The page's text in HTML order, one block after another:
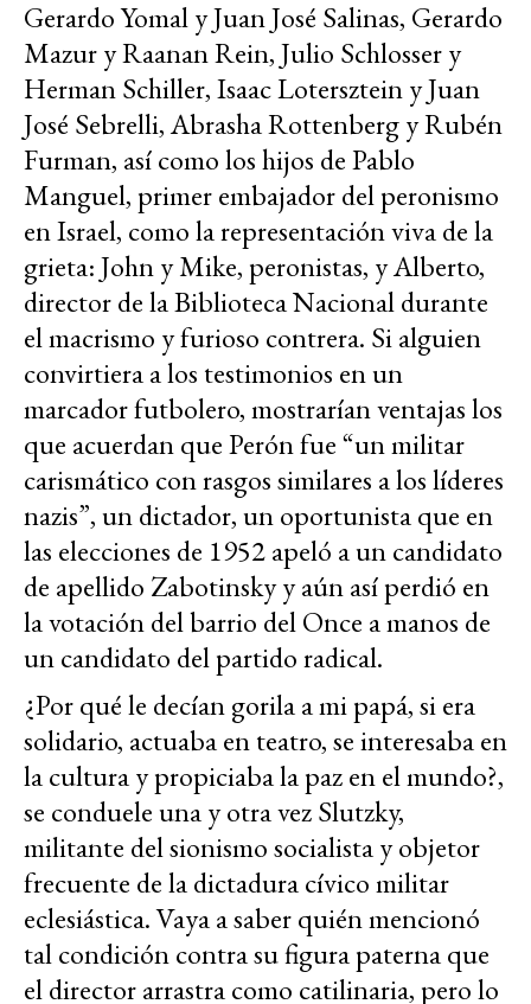
Gerardo Yomal y Juan José Salinas, Gerardo
Mazur y Raanan Rein, Julio Schlosser y
Herman Schiller, Isaac Lotersztein y Juan
José Sebrelli, Abrasha Rottenberg y Rubén
Furman, así como los hijos de Pablo
Manguel, primer embajador del peronismo
en Israel, como la representación viva de la
grieta: John y Mike, peronistas, y Alberto,
director de la Biblioteca Nacional durante
el macrismo y furioso contrera. Si alguien
convirtiera a los testimonios en un
marcador futbolero, mostrarían ventajas los
que acuerdan que Perón fue “un militar
carismático con rasgos similares a los líderes
nazis”, un dictador, un oportunista que en
las elecciones de 1952 apeló a un candidato
de apellido Zabotinsky y aún así perdió en
la votación del barrio del Once a manos de
un candidato del partido radical.
¿Por qué le decían gorila a mi papá, si era
solidario, actuaba en teatro, se interesaba en
la cultura y propiciaba la paz en el mundo?,
se conduele una y otra vez Slutzky,
militante del sionismo socialista y objetor
frecuente de la dictadura cívico militar
eclesiástica. Vaya a saber quién mencionó
tal condición contra su figura paterna que
el director arrastra como catilinaria, pero lo